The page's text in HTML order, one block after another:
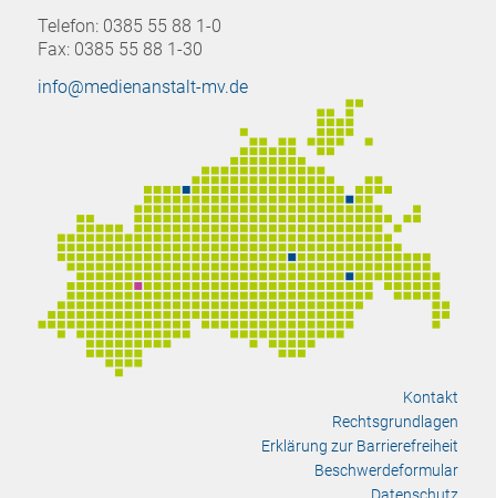
Telefon: 0385 55 88 1-0
Fax: 0385 55 88 1-30
info@medienanstalt-mv.de
Kontakt
Rechtsgrundlagen
Erklärung zur Barrierefreiheit
Beschwerdeformular
Datenschutz